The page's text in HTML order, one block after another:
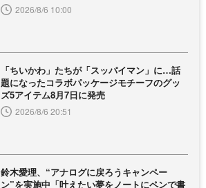
2026/8/6 10:00
「ちいかわ」たちが「スッパイマン」に…話
題になったコラボパッケージモチーフのグッ
ズ5アイテム8月7日に発売
2026/8/6 20:51
鈴木愛理、“アナログに戻ろうキャンペー
ン”を実施中「叶えたい夢をノートにペンで書